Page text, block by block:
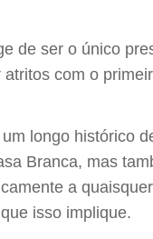
de ser o único
com o
longo histórico
Branca, mas
a quaisquer
isso implique.